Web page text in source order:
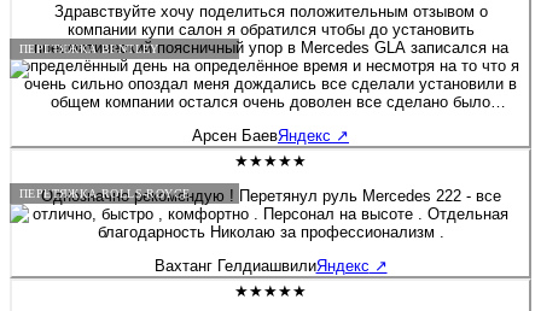
ПЕРЕТЯЖКА BENTLEY
ПЕРЕТЯЖКА ROLLS-ROYCE
Здравствуйте хочу поделиться положительным отзывом о
компании купи салон я обратился чтобы до установить
пневматический поясничный упор в Mercedes GLA записался на
определённый день на определённое время и несмотря на то что я
очень сильно опоздал меня дождались все сделали установили в
общем компании остался очень доволен все сделано было
хочу сказать мастеру установщику Александру и директору
компании Алексею за их профессионализм мне очень все
хочет доработать свой салон добавить каких-нибудь полезных
опций или просто перешить отдельные части всем рекомендую
Арсен БаевЯндекс ↗
★★★★★
Однозначно рекомендую ! Перетянул руль Mercedes 222 - все
отлично, быстро , комфортно . Персонал на высоте . Отдельная
благодарность Николаю за профессионализм .
Вахтанг ГелдиашвилиЯндекс ↗
★★★★★